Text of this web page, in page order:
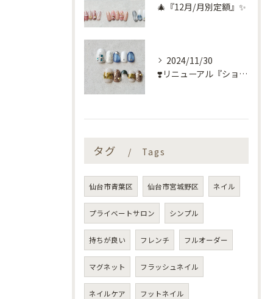
🎄『12月/月別定額』✨
2024/11/30
❣️リニューアル『ショートネイル定額』❣️
タグ Tags
仙台市青葉区 仙台市宮城野区 ネイル
プライベートサロン シンプル
持ちが良い フレンチ フルオーダー
マグネット フラッシュネイル
ネイルケア フットネイル